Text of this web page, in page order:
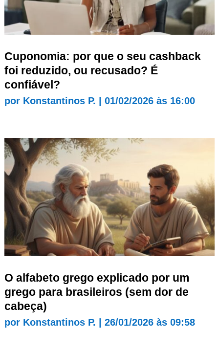
Cuponomia: por que o seu cashback
foi reduzido, ou recusado? É
confiável?
por Konstantinos P. 01/02/2026 às 16:00
O alfabeto grego explicado por um
grego para brasileiros (sem dor de
cabeça)
por Konstantinos P. 26/01/2026 às 09:58